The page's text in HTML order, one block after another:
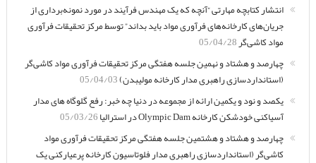
انتشار کتابچه مهارتی “آنچه که یک مهندس فرآیند در مورد نمونه‌برداری از
جریان‌های کارخانه‌های فرآوری مواد باید بداند” توسط مرکز تحقیقات فرآوری
مواد کاشی‌گر05/04/28
چهارصد و هشتاد و نهمین جلسه هفتگی مرکز تحقیقات فرآوری مواد کاشی‌گر
(استانداردسازی راهبری مدار کارخانه مولیبدن)05/04/03
یکصد و نود و یکمین ارائه از مجموعه در دنیا چه خبر: رفع گلوگاه های مدار
آسیاکنی خودشکن کارخانه Olympic Dam در استرالیا
05/03/26
چهارصد و هشتاد و هشتمین جلسه هفتگی مرکز تحقیقات فرآوری مواد
کاشی‌گر (استانداردسازی راهبری مدار فلوتاسیون کارخانه پرعیارکنی یک